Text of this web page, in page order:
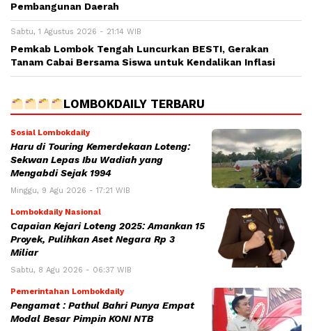
Pembangunan Daerah
Sabtu, 1 Agustus 2026 - 21:14 WIB
Pemkab Lombok Tengah Luncurkan BESTI, Gerakan
Tanam Cabai Bersama Siswa untuk Kendalikan Inflasi
LOMBOKDAILY TERBARU
Sosial Lombokdaily
Haru di Touring Kemerdekaan Loteng:
Sekwan Lepas Ibu Wadiah yang
Mengabdi Sejak 1994
Minggu, 9 Agu 2026 - 17:21 WIB
Lombokdaily Nasional
Capaian Kejari Loteng 2025: Amankan 15
Proyek, Pulihkan Aset Negara Rp 3
Miliar
Sabtu, 8 Agu 2026 - 06:37 WIB
Pemerintahan Lombokdaily
Pengamat : Pathul Bahri Punya Empat
Modal Besar Pimpin KONI NTB